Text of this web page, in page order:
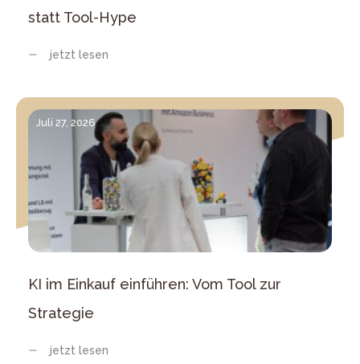
statt Tool-Hype
jetzt lesen
Juli 27, 2026
KI im Einkauf einführen: Vom Tool zur
Strategie
jetzt lesen